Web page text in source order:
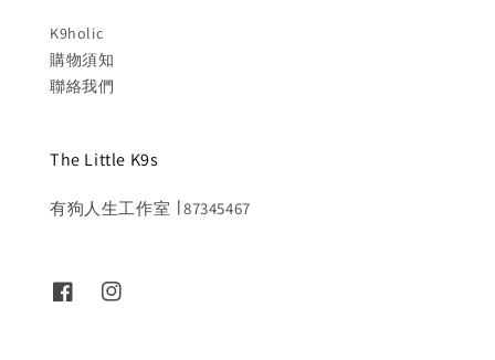
K9holic
購物須知
聯絡我們
The Little K9s
有狗人生工作室 ∣ 87345467